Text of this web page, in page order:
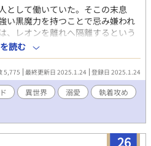
として働いていた。そこの末息
い黒魔力を持つことで忌み嫌われ
、レオンを離れへ隔離するという
そんなある日、魔王復活の知らせ
て戦地へ向かうこととなった。心
ンはあっさり魔王を討ち取った。
と喜んだのも束の間、レオンは
、ミルのことが好きだった」 そん
どうるうるの瞳（※ミル視点）で
なくて……。 お人よしでほだされ
と恋い慕い続けた令息。長年の執
ブリスタ様、カクヨム様、pixiv様
読む
5,775 最終更新日 2025.1.24 登録日 2025.1.24
異世界 溺愛
執着攻め
26